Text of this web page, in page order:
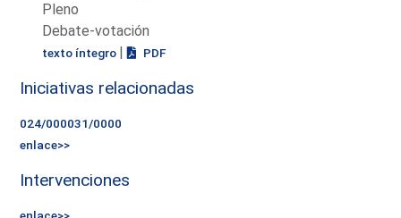
Pleno
Debate-votación
texto íntegro | PDF
Iniciativas relacionadas
024/000031/0000
enlace>>
Intervenciones
enlace>>